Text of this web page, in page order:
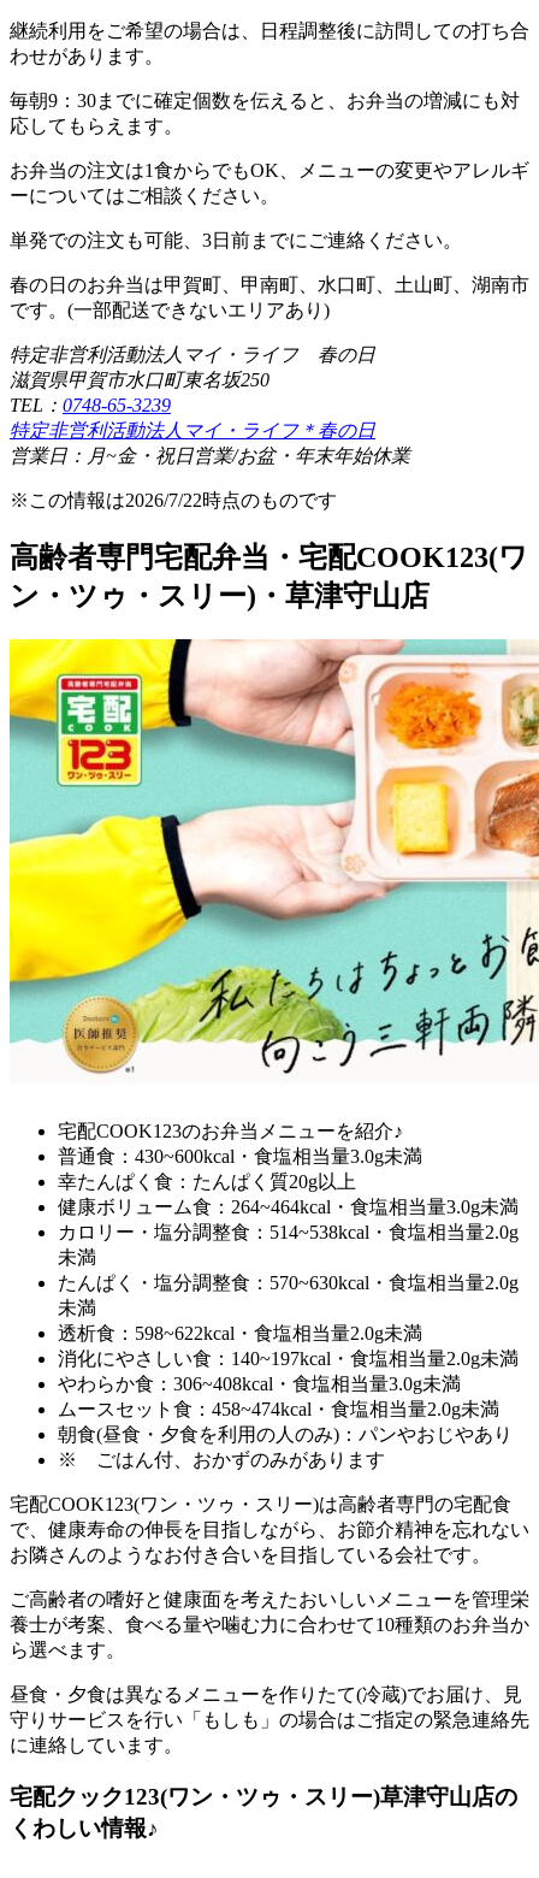
継続利用をご希望の場合は、日程調整後に訪問しての打ち合
わせがあります。
毎朝9：30までに確定個数を伝えると、お弁当の増減にも対
応してもらえます。
お弁当の注文は1食からでもOK、メニューの変更やアレルギ
ーについてはご相談ください。
単発での注文も可能、3日前までにご連絡ください。
春の日のお弁当は甲賀町、甲南町、水口町、土山町、湖南市
です。(一部配送できないエリアあり)
特定非営利活動法人マイ・ライフ 春の日
滋賀県甲賀市水口町東名坂250
TEL： 0748-65-3239
特定非営利活動法人マイ・ライフ＊春の日
営業日：月~金・祝日営業/お盆・年末年始休業
※この情報は2026/7/22時点のものです
高齢者専門宅配弁当・宅配COOK123(ワ
ン・ツゥ・スリー)・草津守山店
宅配COOK123のお弁当メニューを紹介♪
普通食：430~600kcal・食塩相当量3.0g未満
幸たんぱく食：たんぱく質20g以上
健康ボリューム食：264~464kcal・食塩相当量3.0g未満
カロリー・塩分調整食：514~538kcal・食塩相当量2.0g
未満
たんぱく・塩分調整食：570~630kcal・食塩相当量2.0g
未満
透析食：598~622kcal・食塩相当量2.0g未満
消化にやさしい食：140~197kcal・食塩相当量2.0g未満
やわらか食：306~408kcal・食塩相当量3.0g未満
ムースセット食：458~474kcal・食塩相当量2.0g未満
朝食(昼食・夕食を利用の人のみ)：パンやおじやあり
※ ごはん付、おかずのみがあります
宅配COOK123(ワン・ツゥ・スリー)は高齢者専門の宅配食
で、健康寿命の伸長を目指しながら、お節介精神を忘れない
お隣さんのようなお付き合いを目指している会社です。
ご高齢者の嗜好と健康面を考えたおいしいメニューを管理栄
養士が考案、食べる量や噛む力に合わせて10種類のお弁当か
ら選べます。
昼食・夕食は異なるメニューを作りたて(冷蔵)でお届け、見
守りサービスを行い「もしも」の場合はご指定の緊急連絡先
に連絡しています。
宅配クック123(ワン・ツゥ・スリー)草津守山店の
くわしい情報♪